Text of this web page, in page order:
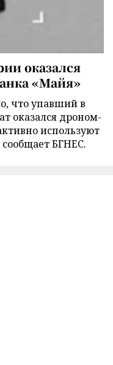
оказался
«Майя»
что упавший в
оказался дроном-
используют
БГНЕС.